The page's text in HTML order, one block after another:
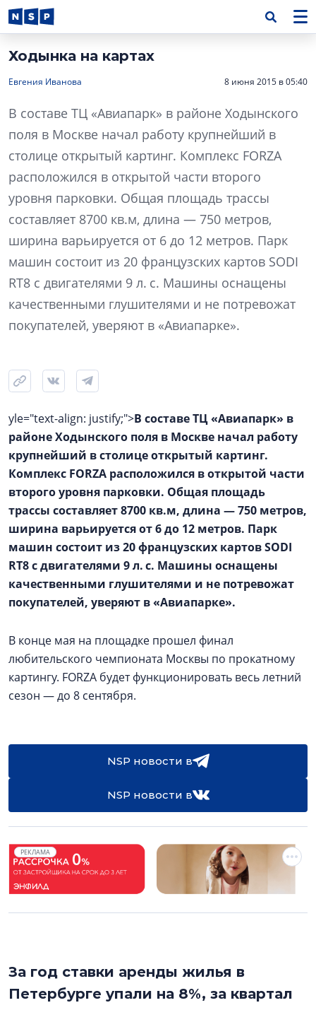
Ходынка на картах
Евгения Иванова 8 июня 2015 в 05:40
В составе ТЦ «Авиапарк» в районе Ходынского
поля в Москве начал работу крупнейший в
столице открытый картинг. Комплекс FORZA
расположился в открытой части второго
уровня парковки. Общая площадь трассы
составляет 8700 кв.м, длина — 750 метров,
ширина варьируется от 6 до 12 метров. Парк
машин состоит из 20 французских картов SODI
RT8 c двигателями 9 л. с. Машины оснащены
качественными глушителями и не потревожат
покупателей, уверяют в «Авиапарке».
yle="text-align: justify;">В составе ТЦ «Авиапарк» в
районе Ходынского поля в Москве начал работу
крупнейший в столице открытый картинг.
Комплекс FORZA расположился в открытой части
второго уровня парковки. Общая площадь
трассы составляет 8700 кв.м, длина — 750 метров,
ширина варьируется от 6 до 12 метров. Парк
машин состоит из 20 французских картов SODI
RT8 c двигателями 9 л. с. Машины оснащены
качественными глушителями и не потревожат
покупателей, уверяют в «Авиапарке».
В конце мая на площадке прошел финал
любительского чемпионата Москвы по прокатному
картингу. FORZA будет функционировать весь летний
сезон — до 8 сентября.
NSP новости в
NSP новости в
РЕКЛАМА
За год ставки аренды жилья в
Петербурге упали на 8%, за квартал